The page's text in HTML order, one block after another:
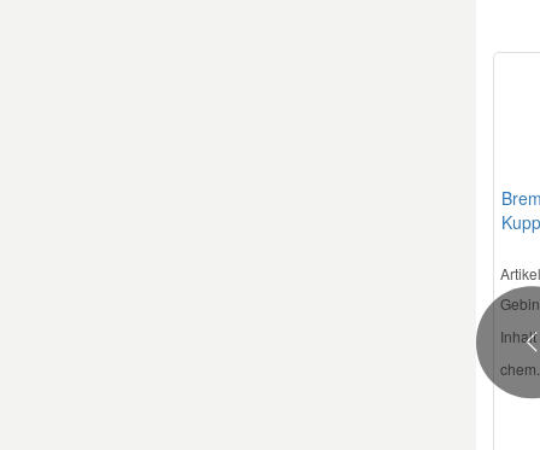
Inhalt